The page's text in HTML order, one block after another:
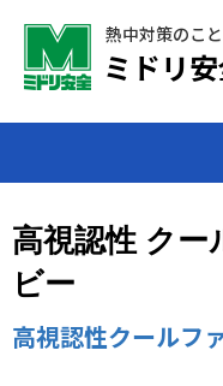
熱中対策のこ
ミドリ
高視認性 クー
ビー
高視認性クールフ